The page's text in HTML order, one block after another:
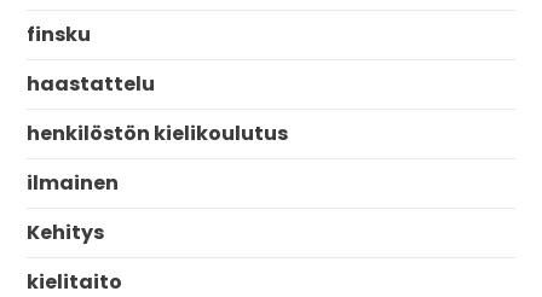
finsku
haastattelu
henkilöstön kielikoulutus
ilmainen
Kehitys
kielitaito